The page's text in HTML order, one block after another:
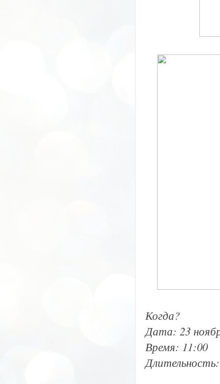
Когда?
Дата: 23
Время: 11:00